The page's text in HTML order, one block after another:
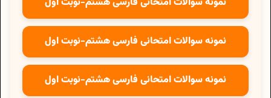
نمونه سوالات امتحانی فارسی هشتم-نوبت اول
نمونه سوالات امتحانی فارسی هشتم-نوبت اول